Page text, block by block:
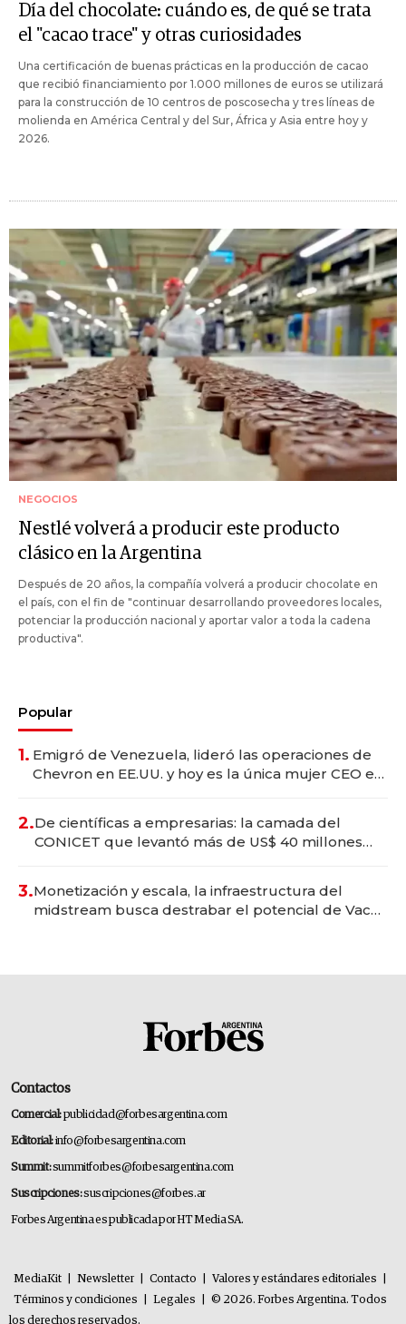
Día del chocolate: cuándo es, de qué se trata
el "cacao trace" y otras curiosidades
Una certificación de buenas prácticas en la producción de cacao
que recibió financiamiento por 1.000 millones de euros se utilizará
para la construcción de 10 centros de poscosecha y tres líneas de
molienda en América Central y del Sur, África y Asia entre hoy y
2026.
NEGOCIOS
Nestlé volverá a producir este producto
clásico en la Argentina
Después de 20 años, la compañía volverá a producir chocolate en
el país, con el fin de "continuar desarrollando proveedores locales,
potenciar la producción nacional y aportar valor a toda la cadena
productiva".
Popular
1. Emigró de Venezuela, lideró las operaciones de
Chevron en EE.UU. y hoy es la única mujer CEO en
2.De científicas a empresarias: la camada del
CONICET que levantó más de US$ 40 millones
3.Monetización y escala, la infraestructura del
midstream busca destrabar el potencial de Vaca
Contactos
Comercial:publicidad@forbesargentina.com
Editorial:info@forbesargentina.com
Summit:summitforbes@forbesargentina.com
Suscripciones:suscripciones@forbes.ar
Forbes Argentina es publicada por HT Media SA.
MediaKit Newsletter Contacto Valores y estándares editoriales
Términos y condiciones
Legales
© 2026. Forbes Argentina. Todos
los derechos reservados.